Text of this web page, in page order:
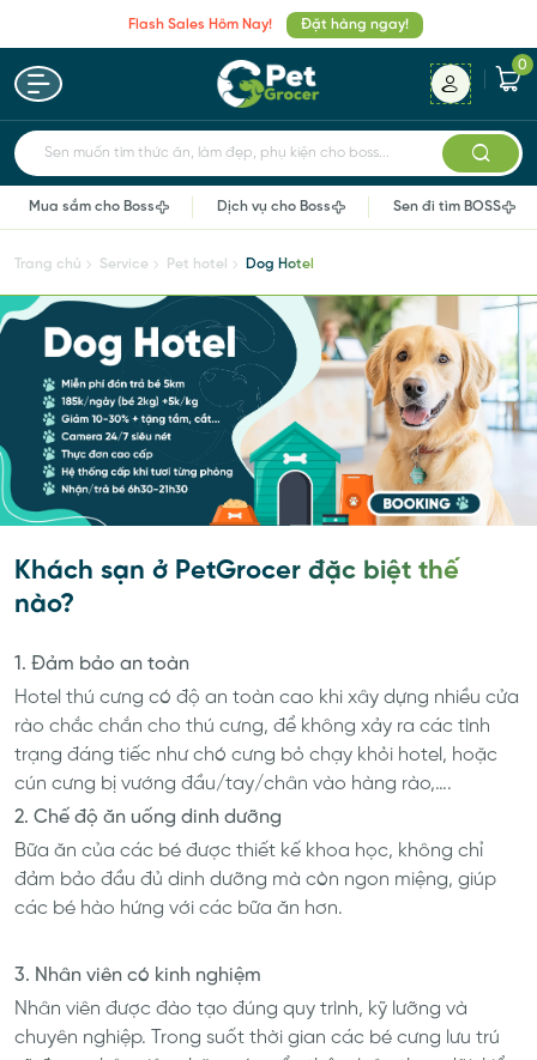
Flash Sales Hôm Nay! Đặt hàng ngay!
0
Sen muốn tìm thức ăn, làm đẹp, phụ kiện cho boss...
Mua sắm cho Boss Dịch vụ cho Boss Sen đi tìm BOSS
Trang chủ Service Pet hotel Dog Hotel
Khách sạn ở PetGrocer đặc biệt thế
nào?
1. Đảm bảo an toàn
Hotel thú cưng có độ an toàn cao khi xây dựng nhiều cửa
rào chắc chắn cho thú cưng, để không xảy ra các tình
trạng đáng tiếc như chó cưng bỏ chạy khỏi hotel, hoặc
cún cưng bị vướng đầu/tay/chân vào hàng rào,….
2. Chế độ ăn uống dinh dưỡng
Bữa ăn của các bé được thiết kế khoa học, không chỉ
đảm bảo đầu đủ dinh dưỡng mà còn ngon miệng, giúp
các bé hào hứng với các bữa ăn hơn.
3. Nhân viên có kinh nghiệm
Nhân viên được đào tạo đúng quy trình, kỹ lưỡng và
chuyên nghiệp. Trong suốt thời gian các bé cưng lưu trú